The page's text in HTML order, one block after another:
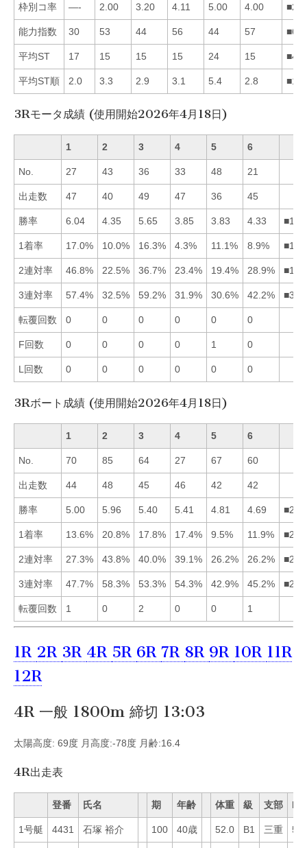
枠別コ率 —- 2.00 3.20 4.11 5.00 4.00
能力指数 30 53 44 56 44 57
平均ST 17 15 15 15 24 15
平均ST順 2.0 3.3 2.9 3.1 5.4 2.8
3Rモータ成績 (使用開始2026年4月18日)
1 2 3 4 5 6
No. 27 43 36 33 48 21
出走数 47 40 49 47 36 45
勝率 6.04 4.35 5.65 3.85 3.83 4.33
1着率 17.0% 10.0% 16.3% 4.3% 11.1% 8.9%
2連対率 46.8% 22.5% 36.7% 23.4% 19.4% 28.9%
3連対率 57.4% 32.5% 59.2% 31.9% 30.6% 42.2%
転覆回数 0 0 0 0 0 0
F回数 0 0 0 0 1 0
L回数 0 0 0 0 0 0
3Rボート成績 (使用開始2026年4月18日)
1 2 3 4 5 6
No. 70 85 64 27 67 60
出走数 44 48 45 46 42 42
勝率 5.00 5.96 5.40 5.41 4.81 4.69
1着率 13.6% 20.8% 17.8% 17.4% 9.5% 11.9%
2連対率 27.3% 43.8% 40.0% 39.1% 26.2% 26.2%
3連対率 47.7% 58.3% 53.3% 54.3% 42.9% 45.2%
転覆回数 1 0 2 0 0 1
1R 2R 3R 4R 5R 6R 7R 8R 9R 10R 11R
12R
4R 一般 1800m 締切 13:03
太陽高度: 69度 月高度:-78度 月齢:16.4
4R出走表
登番 氏名 期 年齢 体重 級 支部 Mo
1号艇 4431 石塚 裕介 100 40歳 52.0 B1 三重 51